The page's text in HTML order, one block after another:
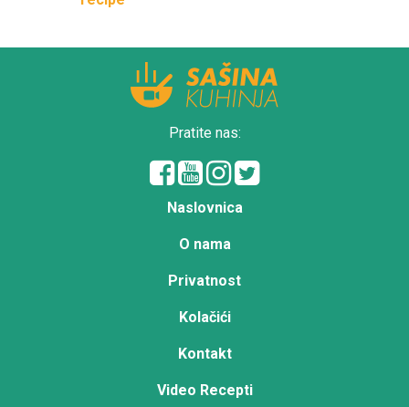
Pratite nas:
Naslovnica
O nama
Privatnost
Kolačići
Kontakt
Video Recepti